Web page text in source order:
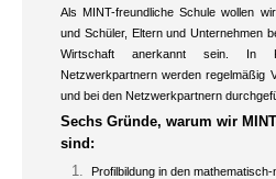
Als MINT-freundliche Schule wollen
und Schüler, Eltern und Unternehmen
Wirtschaft anerkannt sein. In
Netzwerkpartnern werden regelmäßig
und bei den Netzwerkpartnern
Sechs Gründe, warum wir
sind:
Profilbildung in den